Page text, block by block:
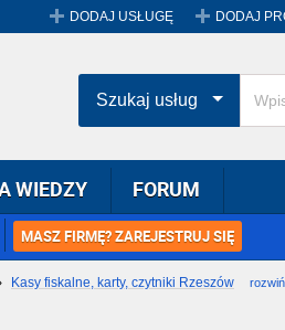
DODAJ USŁUGĘ DODAJ
MASZ FIRMĘ? ZAREJESTRUJ SIĘ
WIEDZY FORUM
Szukaj usług
Kasy fiskalne, karty, czytniki Rzeszów rozwiń